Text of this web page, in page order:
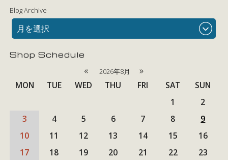
Blog Archive
月を選択
Shop Schedule
« 2026年8月 »
MON TUE WED THU FRI SAT
SUN
1
2
3
4 5 6 7 8
9
10
11 12 13 14 15
16
17
18 19 20 21 22 23